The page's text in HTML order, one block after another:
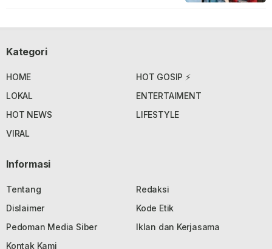
Kategori
HOME
HOT GOSIP ⚡
LOKAL
ENTERTAIMENT
HOT NEWS
LIFESTYLE
VIRAL
Informasi
Tentang
Redaksi
Dislaimer
Kode Etik
Pedoman Media Siber
Iklan dan Kerjasama
Kontak Kami